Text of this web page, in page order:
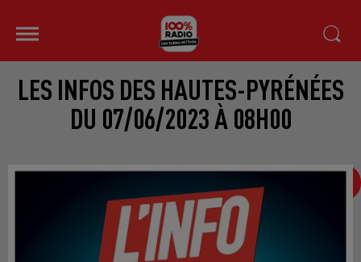
LES INFOS DES HAUTES-PYRÉNÉES
DU 07/06/2023 À 08H00